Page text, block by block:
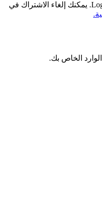
أريد تسويقًا مخصصًا من Logitech. يمكنك إلغاء الاشتراك في
الخاص بك.